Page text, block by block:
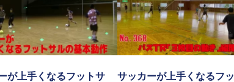
に今回参加させていただきました
が上手くなるフットサ
サッカーが上手くなるフ